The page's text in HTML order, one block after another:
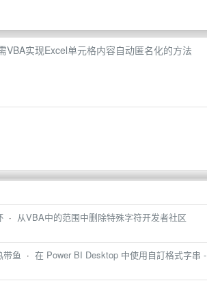
VBA实现Excel单元格内容自动匿名化的方法
· 从VBA中的范围中删除特殊字符开发者社区
带鱼 · 在 Power BI Desktop 中使用自訂格式字串